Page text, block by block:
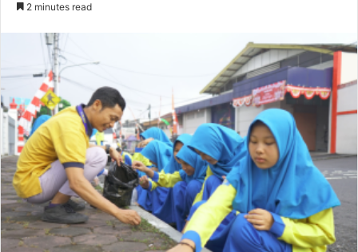
e
m
a
l
2 minutes read